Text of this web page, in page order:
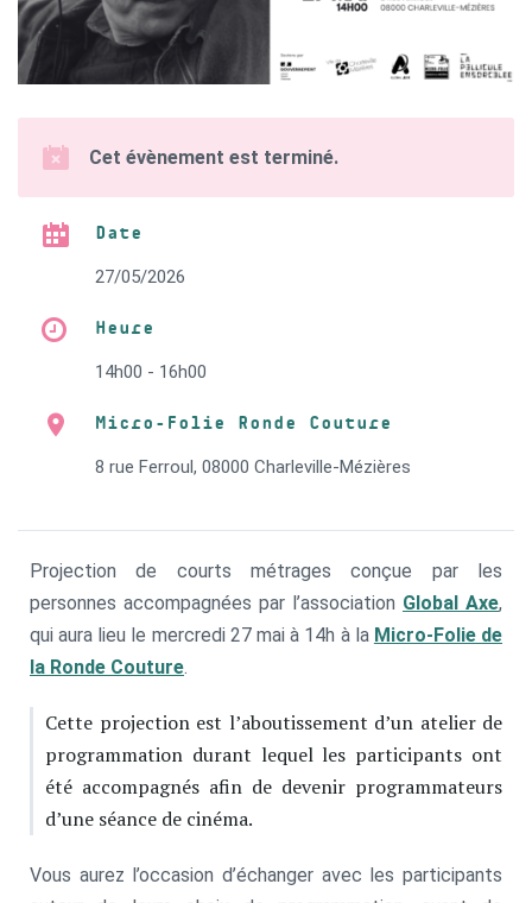
Cet évènement est terminé.
Date
27/05/2026
Heure
14h00 - 16h00
Micro-Folie Ronde Couture
8 rue Ferroul, 08000 Charleville-Mézières
Projection de courts métrages conçue par les
personnes accompagnées par l’association Global Axe,
qui aura lieu le mercredi 27 mai à 14h à la Micro-Folie de
la Ronde Couture.
Cette projection est l’aboutissement d’un atelier de
programmation durant lequel les participants ont
été accompagnés afin de devenir programmateurs
d’une séance de cinéma.
Vous aurez l’occasion d’échanger avec les participants